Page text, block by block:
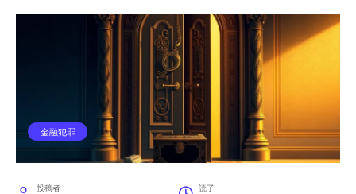
金融犯罪
投稿者 読了